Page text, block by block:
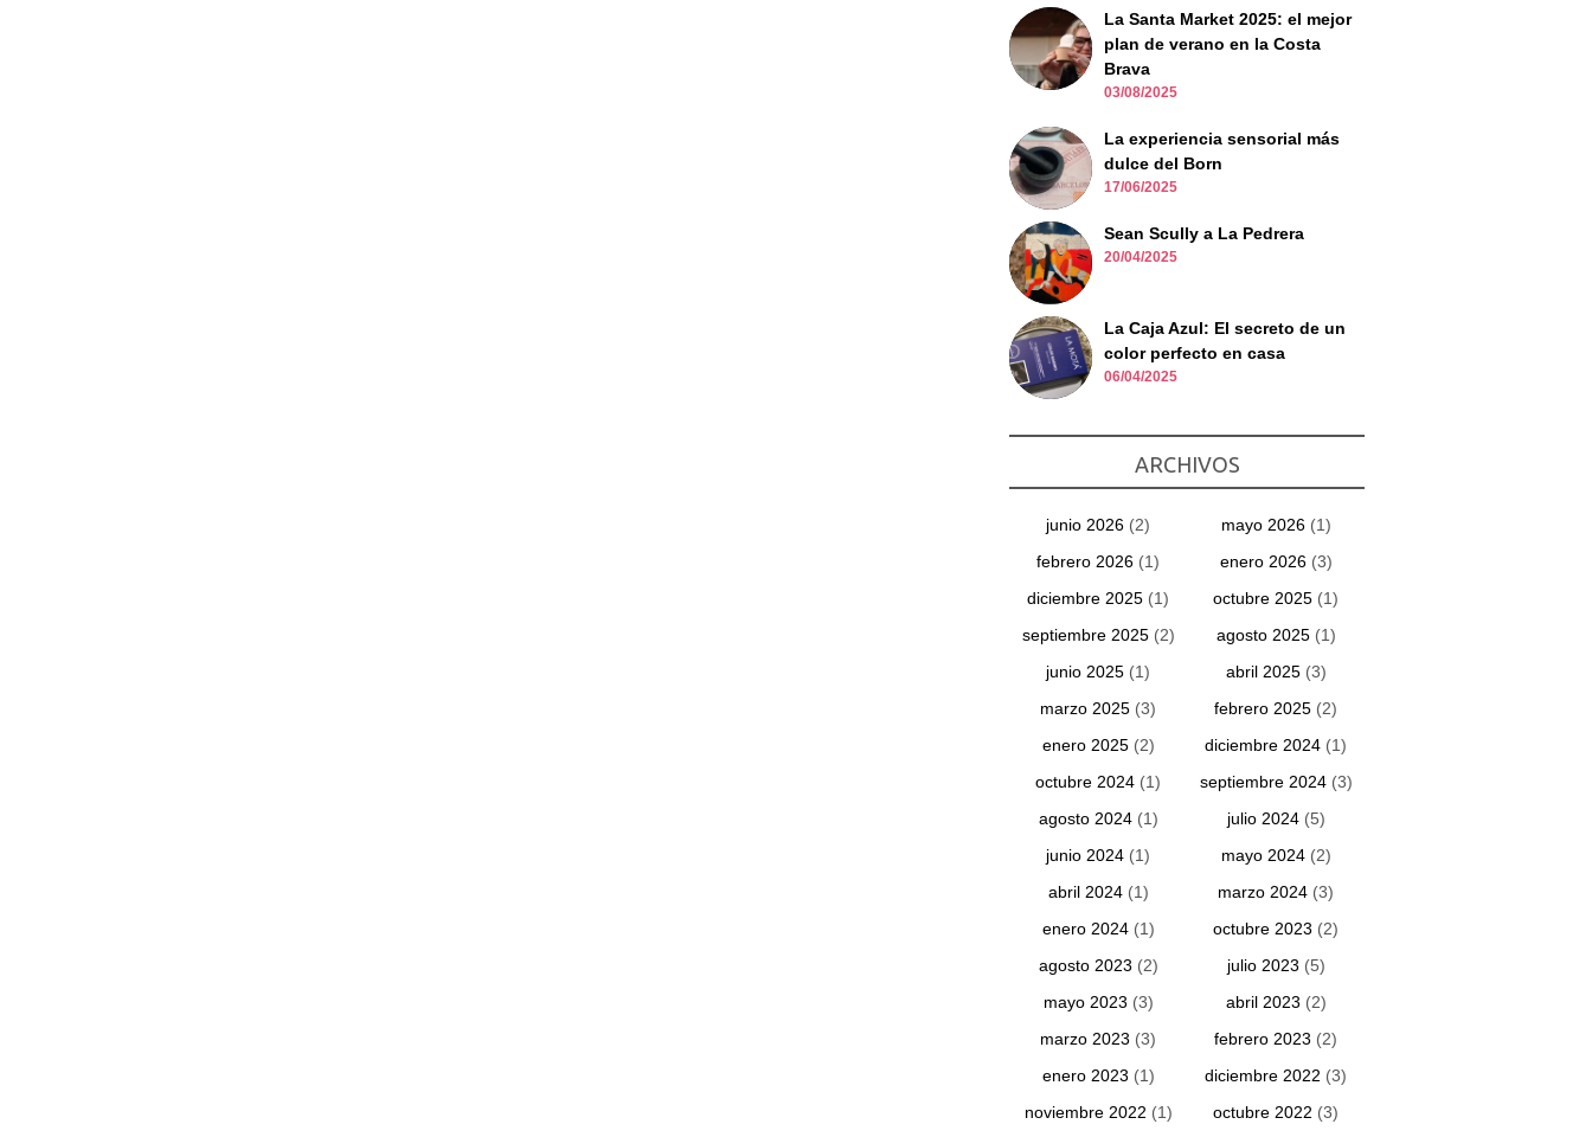
La Santa Market 2025: el mejor
plan de verano en la Costa
Brava
03/08/2025
La experiencia sensorial más
dulce del Born
17/06/2025
Sean Scully a La Pedrera
20/04/2025
La Caja Azul: El secreto de un
color perfecto en casa
06/04/2025
ARCHIVOS
junio 2026 (2) mayo 2026(1)
febrero 2026 (1) enero 2026(3)
diciembre 2025 (1) octubre 2025 (1)
septiembre 2025(2) agosto 2025(1)
junio 2025 (1) abril 2025(3)
marzo 2025 (3) febrero 2025 (2)
enero 2025(2) diciembre 2024 (1)
octubre 2024 (1) septiembre 2024(3)
agosto 2024(1) julio 2024(5)
junio 2024 (1) mayo 2024(2)
abril 2024(1) marzo 2024 (3)
enero 2024(1) octubre 2023 (2)
agosto 2023 (2) julio 2023 (5)
mayo 2023 (3) abril 2023 (2)
marzo 2023 (3) febrero 2023 (2)
enero 2023 (1) diciembre 2022 (3)
noviembre 2022 (1) octubre 2022 (3)